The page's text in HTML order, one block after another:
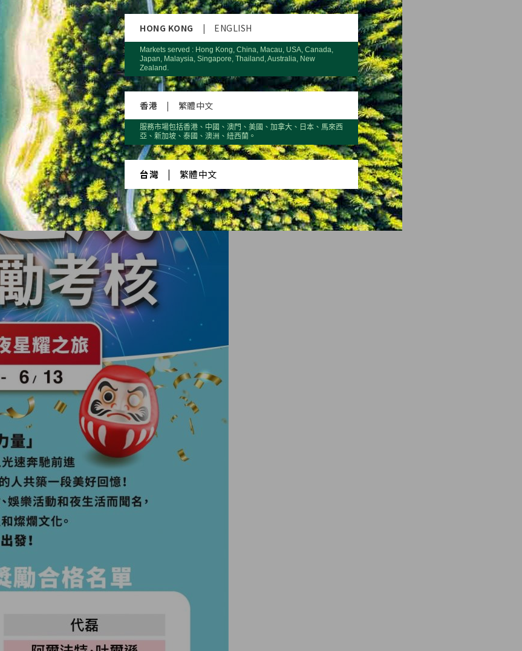
HONG KONG | ENGLISH
Markets served : Hong Kong, China, Macau, USA, Canada,
Japan, Malaysia, Singapore, Thailand, Australia, New
Zealand.
香港 | 繁體中文
服務市場包括香港、中國、澳門、美國、加拿大、日本、馬來西
亞、新加坡、泰國、澳洲、紐西蘭。
台灣 | 繁體中文